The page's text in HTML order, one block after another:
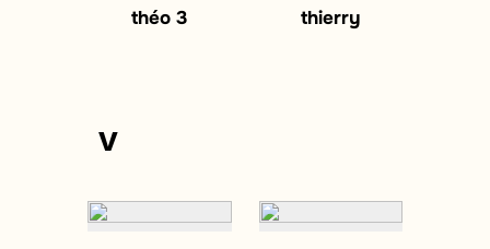
théo 3 thierry
v